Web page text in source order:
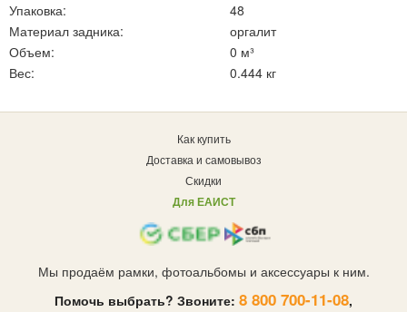
Упаковка:
48
Материал задника:
оргалит
Объем:
0 м³
Вес:
0.444 кг
Как купить
Доставка и самовывоз
Скидки
Для ЕАИСТ
Мы продаём рамки, фотоальбомы и аксессуары к ним.
Помочь выбрать? Звоните: 8 800 700-11-08,